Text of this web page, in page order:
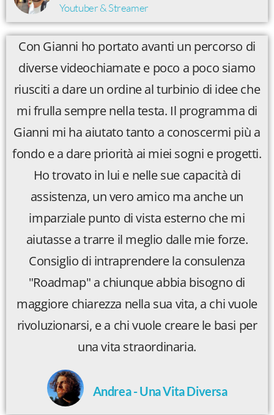
Youtuber & Streamer
Con Gianni ho portato avanti un percorso di
diverse videochiamate e poco a poco siamo
riusciti a dare un ordine al turbinio di idee che
mi frulla sempre nella testa. Il programma di
Gianni mi ha aiutato tanto a conoscermi più a
fondo e a dare priorità ai miei sogni e progetti.
Ho trovato in lui e nelle sue capacità di
assistenza, un vero amico ma anche un
imparziale punto di vista esterno che mi
aiutasse a trarre il meglio dalle mie forze.
Consiglio di intraprendere la consulenza
"Roadmap" a chiunque abbia bisogno di
maggiore chiarezza nella sua vita, a chi vuole
rivoluzionarsi, e a chi vuole creare le basi per
una vita straordinaria.
Andrea - Una Vita Diversa